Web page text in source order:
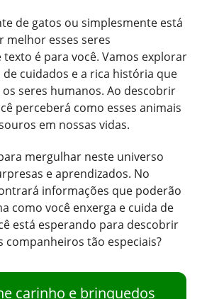
de gatos ou simplesmente está
esses seres
é para você. Vamos explorar
cuidados e a rica história que
seres humanos. Ao descobrir
perceberá como esses animais
em nossas vidas.
mergulhar neste universo
e aprendizados. No
informações que poderão
como você enxerga e cuida de
está esperando para descobrir
companheiros tão especiais?
carinho e brinquedos